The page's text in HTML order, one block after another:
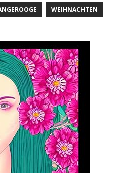
WEIHNACHTEN